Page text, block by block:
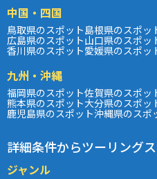
中国・四国
鳥取県のスポット島根県のスポッ
広島県のスポット山口県のスポッ
香川県のスポット愛媛県のスポッ
九州・沖縄
福岡県のスポット佐賀県のスポッ
熊本県のスポット大分県のスポッ
鹿児島県のスポット沖縄県のスポ
詳細条件からツーリング
ジャンル